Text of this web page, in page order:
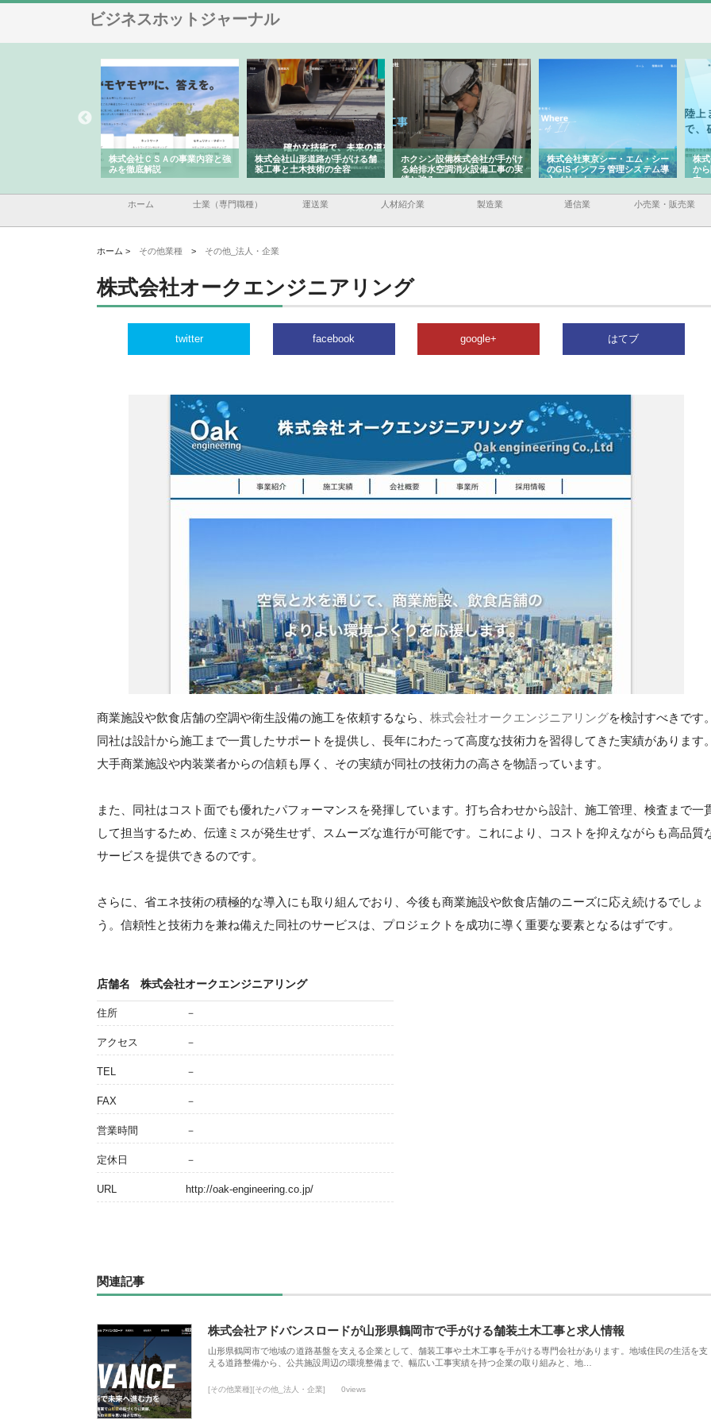
ビジネスホットジャーナル
株式会社ＣＳＡの事業内容と強
みを徹底解説
株式会社山形道路が手がける舗
装工事と土木技術の全容
ホクシン設備株式会社が手がけ
る給排水空調消火設備工事の実
績と強み
株式会社東京シー・エム・シー
のGISインフラ管理システム導
入メリット
株
か
由
ホーム 士業（専門職種） 運送業 人材紹介業 製造業 通信業 小売業・販売業
ホーム > その他業種 > その他_法人・企業
株式会社オークエンジニアリング
twitter facebook google+ はてブ
商業施設や飲食店舗の空調や衛生設備の施工を依頼するなら、 株式会社オークエンジニアリングを検討すべきです。
同社は設計から施工まで一貫したサポートを提供し、長年にわたって高度な技術力を習得してきた実績があります。
大手商業施設や内装業者からの信頼も厚く、その実績が同社の技術力の高さを物語っています。
また、同社はコスト面でも優れたパフォーマンスを発揮しています。打ち合わせから設計、施工管理、検査まで一
して担当するため、伝達ミスが発生せず、スムーズな進行が可能です。これにより、コストを抑えながらも高品質
サービスを提供できるのです。
さらに、省エネ技術の積極的な導入にも取り組んでおり、今後も商業施設や飲食店舗のニーズに応え続けるでしょ
う。信頼性と技術力を兼ね備えた同社のサービスは、プロジェクトを成功に導く重要な要素となるはずです。
店舗名 株式会社オークエンジニアリング
住所 －
アクセス －
TEL －
FAX －
営業時間 －
定休日 －
URL http://oak-engineering.co.jp/
関連記事
株式会社アドバンスロードが山形県鶴岡市で手がける舗装土木工事と求人情報
山形県鶴岡市で地域の道路基盤を支える企業として、舗装工事や土木工事を手がける専門会社があります。地域住民の生活を支
える道路整備から、公共施設周辺の環境整備まで、幅広い工事実績を持つ企業の取り組みと、地…
[その他業種][その他_法人・企業] 0views